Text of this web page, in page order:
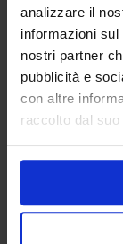
analizzare il
informazioni
nostri partner
pubblicità e
con altre
raccolto dal
:: A.M.P.E.R.E.
Sede Legale :
Via Torino 61,
Ufficio
Via L. Raspini
ITALIA
Tel. +39 011
Fax +39 011 89
E-mail :